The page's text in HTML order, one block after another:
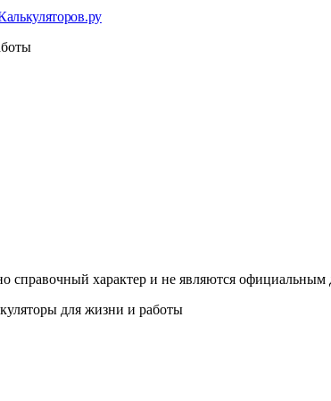
справочный характер и не являются
для жизни и работы